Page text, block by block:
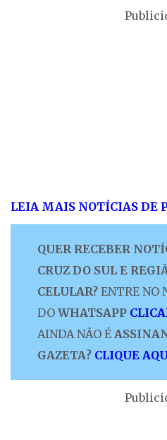
LEIA MAIS NOTÍCIAS DE
QUER RECEBER
CRUZ DO SUL E
CELULAR? ENTRE NO
DO WHATSAPP
AINDA NÃO É
GAZETA? CLIQUE